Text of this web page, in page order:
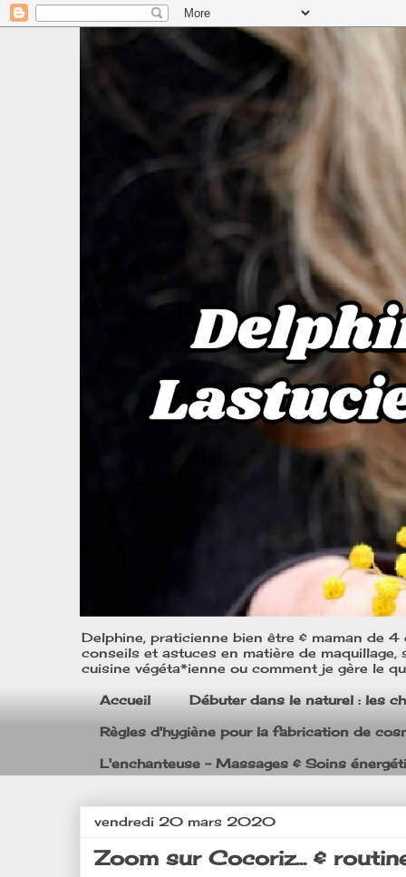
Delphine, praticienne bien être & maman de
conseils et astuces en matière de
cuisine végéta*ienne ou comment je gère le
Accueil Débuter dans le naturel : les
Règles d'hygiène pour la fabrication de
L'enchanteuse - Massages & Soins
vendredi 20 mars 2020
Zoom sur Cocoriz... &